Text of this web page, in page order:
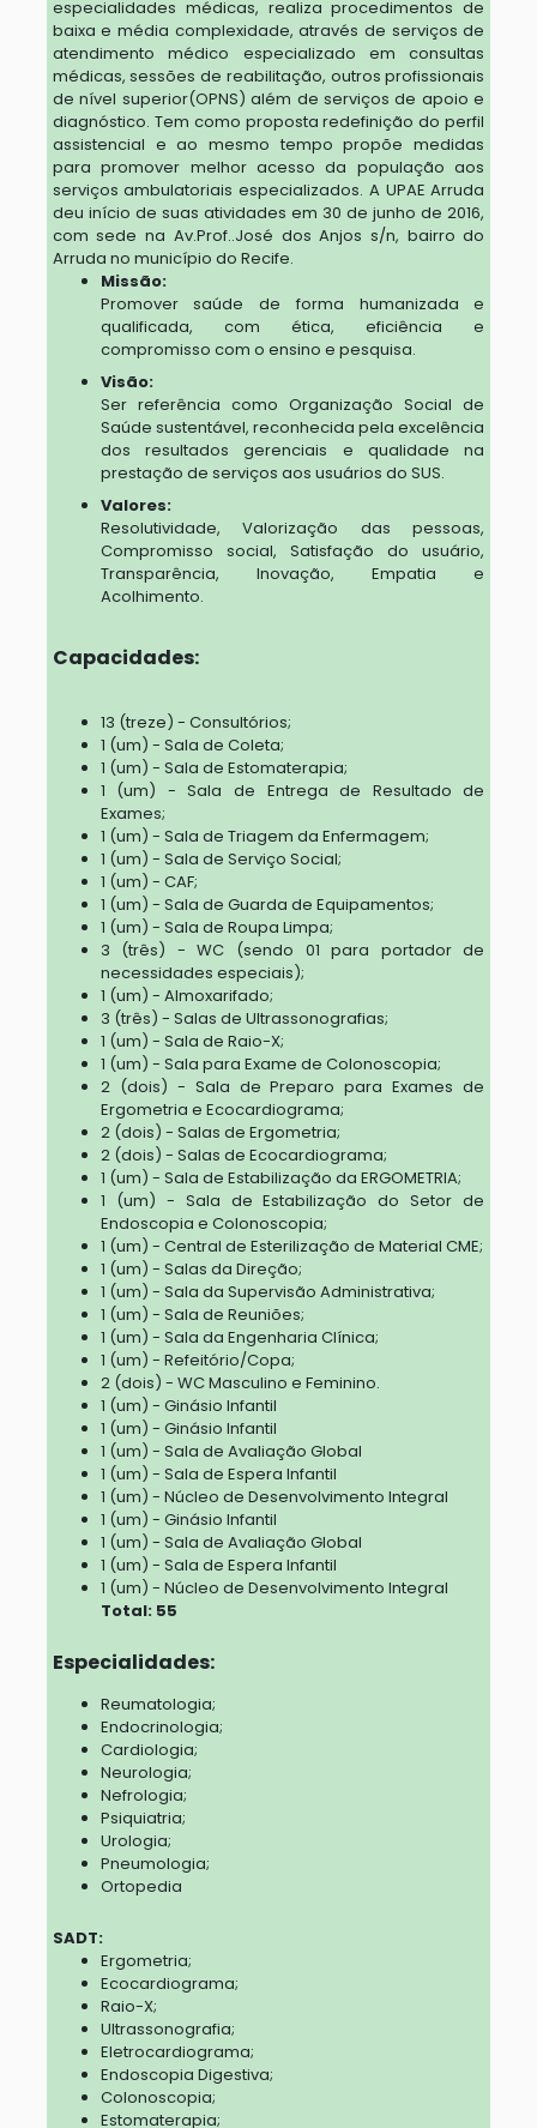
especialidades médicas, realiza procedimentos de
baixa e média complexidade, através de serviços de
atendimento médico especializado em consultas
médicas, sessões de reabilitação, outros profissionais
de nível superior(OPNS) além de serviços de apoio e
diagnóstico. Tem como proposta redefinição do perfil
assistencial e ao mesmo tempo propõe medidas
para promover melhor acesso da população aos
serviços ambulatoriais especializados. A UPAE Arruda
deu início de suas atividades em 30 de junho de 2016,
com sede na Av.Prof..José dos Anjos s/n, bairro do
Arruda no município do Recife.
Missão:
Promover saúde de forma humanizada e
qualificada, com ética, eficiência e
compromisso com o ensino e pesquisa.
Visão:
Ser referência como Organização Social de
Saúde sustentável, reconhecida pela excelência
dos resultados gerenciais e qualidade na
prestação de serviços aos usuários do SUS.
Valores:
Resolutividade, Valorização das pessoas,
Compromisso social, Satisfação do usuário,
Transparência, Inovação, Empatia e
Acolhimento.
Capacidades:
13 (treze) - Consultórios;
1 (um) - Sala de Coleta;
1 (um) - Sala de Estomaterapia;
1 (um) - Sala de Entrega de Resultado de
Exames;
1 (um) - Sala de Triagem da Enfermagem;
1 (um) - Sala de Serviço Social;
1 (um) - CAF;
1 (um) - Sala de Guarda de Equipamentos;
1 (um) - Sala de Roupa Limpa;
3 (três) - WC (sendo 01 para portador de
necessidades especiais);
1 (um) - Almoxarifado;
3 (três) - Salas de Ultrassonografias;
1 (um) - Sala de Raio-X;
1 (um) - Sala para Exame de Colonoscopia;
2 (dois) - Sala de Preparo para Exames de
Ergometria e Ecocardiograma;
2 (dois) - Salas de Ergometria;
2 (dois) - Salas de Ecocardiograma;
1 (um) - Sala de Estabilização da ERGOMETRIA;
1 (um) - Sala de Estabilização do Setor de
Endoscopia e Colonoscopia;
1 (um) - Central de Esterilização de Material CME;
1 (um) - Salas da Direção;
1 (um) - Sala da Supervisão Administrativa;
1 (um) - Sala de Reuniões;
1 (um) - Sala da Engenharia Clínica;
1 (um) - Refeitório/Copa;
2 (dois) - WC Masculino e Feminino.
1 (um) - Ginásio Infantil
1 (um) - Ginásio Infantil
1 (um) - Sala de Avaliação Global
1 (um) - Sala de Espera Infantil
1 (um) - Núcleo de Desenvolvimento Integral
1 (um) - Ginásio Infantil
1 (um) - Sala de Avaliação Global
1 (um) - Sala de Espera Infantil
1 (um) - Núcleo de Desenvolvimento Integral
Total: 55
Especialidades:
Reumatologia;
Endocrinologia;
Cardiologia;
Neurologia;
Nefrologia;
Psiquiatria;
Urologia;
Pneumologia;
Ortopedia
SADT:
Ergometria;
Ecocardiograma;
Raio-X;
Ultrassonografia;
Eletrocardiograma;
Endoscopia Digestiva;
Colonoscopia;
Estomaterapia;